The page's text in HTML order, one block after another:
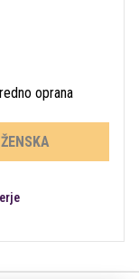
oprana
ŽENSKA